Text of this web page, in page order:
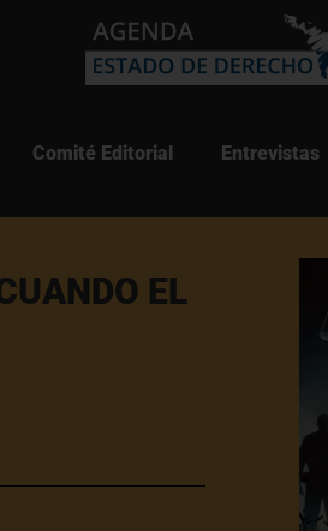
Comité Editorial Entrevistas
EL